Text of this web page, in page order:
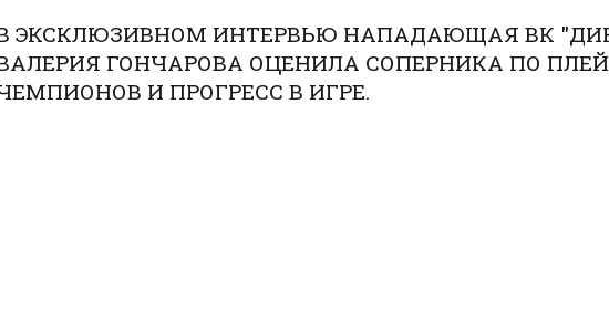
ЭКСКЛЮЗИВНОМ ИНТЕРВЬЮ НАПАДАЮЩАЯ ВК
ГОНЧАРОВА ОЦЕНИЛА СОПЕРНИКА ПО
И ПРОГРЕСС В ИГРЕ.